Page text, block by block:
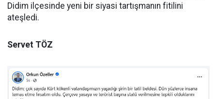
Didim ilçesinde yeni bir siyasi tartışmanın fitilini
ateşledi.
Servet TÖZ